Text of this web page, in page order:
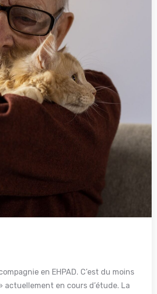
en EHPAD. C’est du moins
actuellement en cours d’étude. La